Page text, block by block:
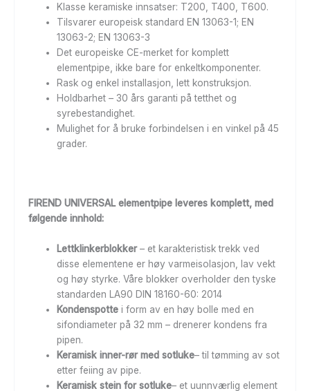
Klasse keramiske innsatser: T200, T400, T600.
Tilsvarer europeisk standard EN 13063-1; EN
13063-2; EN 13063-3
Det europeiske CE-merket for komplett
elementpipe, ikke bare for enkeltkomponenter.
Rask og enkel installasjon, lett konstruksjon.
Holdbarhet – 30 års garanti på tetthet og
syrebestandighet.
Mulighet for å bruke forbindelsen i en vinkel på 45
grader.
FIREND UNIVERSAL elementpipe leveres komplett, med
følgende innhold:
Lettklinkerblokker– et karakteristisk trekk ved
disse elementene er høy varmeisolasjon, lav vekt
og høy styrke. Våre blokker overholder den tyske
standarden LA90 DIN 18160-60: 2014
Kondenspottei form av en høy bolle med en
sifondiameter på 32 mm – drenerer kondens fra
pipen.
Keramisk inner-rør med sotluke– til tømming av sot
etter feiing av pipe.
Keramisk stein for sotluke– et uunnværlig element